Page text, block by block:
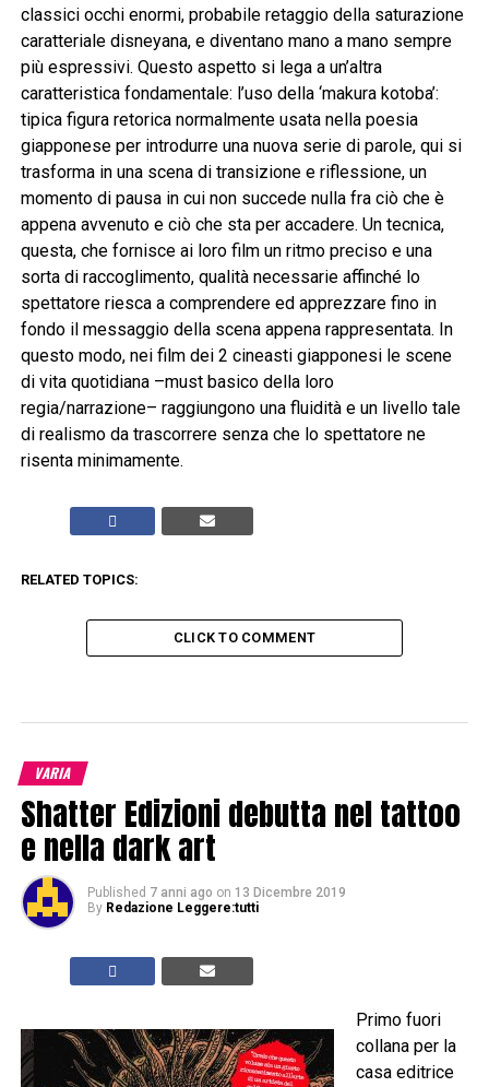
classici occhi enormi, probabile retaggio della saturazione
caratteriale disneyana, e diventano mano a mano sempre
più espressivi. Questo aspetto si lega a un’altra
caratteristica fondamentale: l’uso della ‘makura kotoba’:
tipica figura retorica normalmente usata nella poesia
giapponese per introdurre una nuova serie di parole, qui si
trasforma in una scena di transizione e riflessione, un
momento di pausa in cui non succede nulla fra ciò che è
appena avvenuto e ciò che sta per accadere. Un tecnica,
questa, che fornisce ai loro film un ritmo preciso e una
sorta di raccoglimento, qualità necessarie affinché lo
spettatore riesca a comprendere ed apprezzare fino in
fondo il messaggio della scena appena rappresentata. In
questo modo, nei film dei 2 cineasti giapponesi le scene
di vita quotidiana –must basico della loro
regia/narrazione– raggiungono una fluidità e un livello tale
di realismo da trascorrere senza che lo spettatore ne
risenta minimamente.
RELATED TOPICS:
CLICK TO COMMENT
VARIA
Shatter Edizioni debutta nel tattoo
e nella dark art
Published 7 anni ago on 13 Dicembre 2019
By Redazione Leggere:tutti
Primo fuori
collana per la
casa editrice